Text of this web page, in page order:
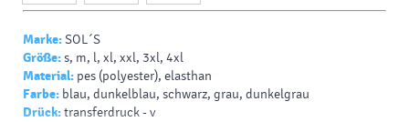
Marke:SOL´S
Größe:s, m, l, xl, xxl, 3xl, 4xl
Material: pes (polyester), elasthan
Farbe: blau, dunkelblau, schwarz, grau, dunkelgrau
Drück:transferdruck - v